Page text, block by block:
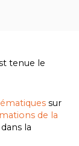
tenue le
sur
de la
la